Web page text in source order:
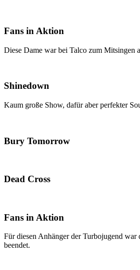
Fans in Aktion
Diese Dame war bei Talco zum Mitsingen
Shinedown
Kaum große Show, dafür aber perfekter
Bury Tomorrow
Dead Cross
Fans in Aktion
Für diesen Anhänger der Turbojugend war
beendet.